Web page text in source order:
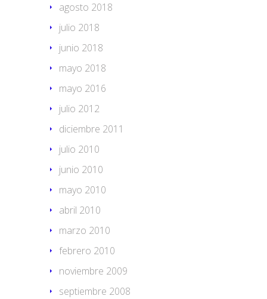
agosto 2018
julio 2018
junio 2018
mayo 2018
mayo 2016
julio 2012
diciembre 2011
julio 2010
junio 2010
mayo 2010
abril 2010
marzo 2010
febrero 2010
noviembre 2009
septiembre 2008